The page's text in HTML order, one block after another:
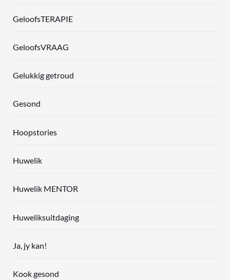
GeloofsTERAPIE
GeloofsVRAAG
Gelukkig getroud
Gesond
Hoopstories
Huwelik
Huwelik MENTOR
Huweliksuitdaging
Ja, jy kan!
Kook gesond